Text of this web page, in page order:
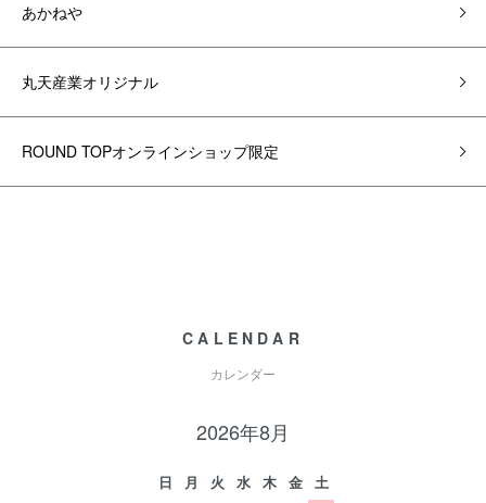
あかねや
丸天産業オリジナル
ROUND TOPオンラインショップ限定
CALENDAR
カレンダー
2026年8月
日 月 火 水 木 金
土